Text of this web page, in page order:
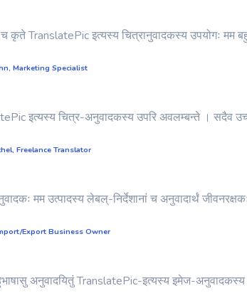
च कृते TranslatePic इत्यस्य चित्रानुवादकस्य उपयोगः
Marketing Specialist
इत्यस्य चित्र-अनुवादकस्य उपरि अवलम्बन्ते । सदैव
Freelance Translator
मम उत्पादस्य लेबल्-निर्देशानां च अनुवादार्थं
Export Business Owner
अनुवादयितुं TranslatePic-इत्यस्य इमेज-अनुवादकस्य